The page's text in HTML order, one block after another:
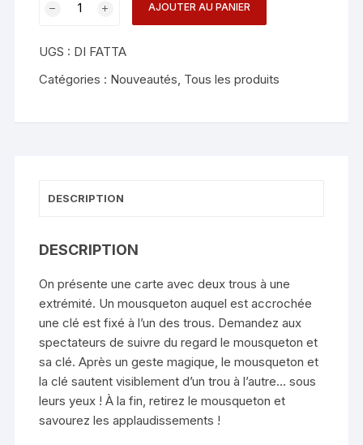
Key
Chain
AJOUTER AU PANIER
UGS : DI FATTA
Catégories : Nouveautés, Tous les produits
DESCRIPTION
DESCRIPTION
On présente une carte avec deux trous à une
extrémité. Un mousqueton auquel est accrochée
une clé est fixé à l’un des trous. Demandez aux
spectateurs de suivre du regard le mousqueton et
sa clé. Après un geste magique, le mousqueton et
la clé sautent visiblement d’un trou à l’autre… sous
leurs yeux ! À la fin, retirez le mousqueton et
savourez les applaudissements !